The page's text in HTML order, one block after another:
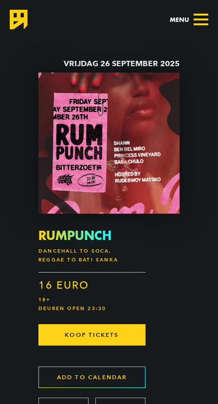
MENU
VRIJDAG 26 SEPTEMBER 2025
RUMPUNCH
DANCEHALL TO SOCA,
REGGAE TO BATI SANKA
16 EURO
18+
DEUREN OPEN 23:30
KOOP TICKETS
ADD TO CALENDAR